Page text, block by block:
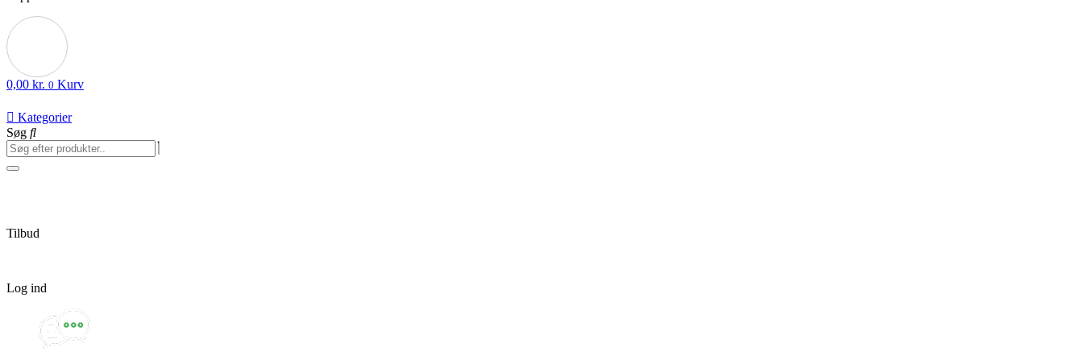
0,00 kr. 0 Kurv
Kategorier
Søg
Tilbud
Log ind